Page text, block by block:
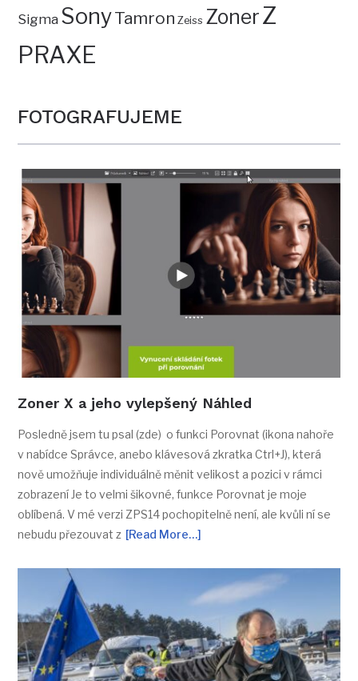
Sigma SonyTamron Zeiss ZonerZ
PRAXE
FOTOGRAFUJEME
Zoner X a jeho vylepšený Náhled
Posledně jsem tu psal (zde) o funkci Porovnat (ikona nahoře
v nabídce Správce, anebo klávesová zkratka Ctrl+J), která
nově umožňuje individuálně měnit velikost a pozici v rámci
zobrazení Je to velmi šikovné, funkce Porovnat je moje
oblíbená. V mé verzi ZPS14 pochopitelně není, ale kvůli ní se
nebudu přezouvat z [Read More…]